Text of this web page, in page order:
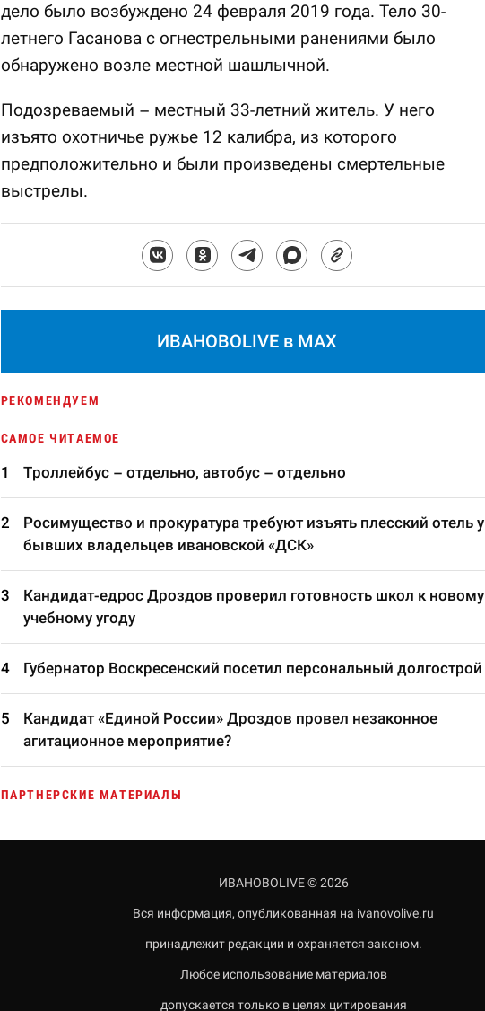
дело было возбуждено 24 февраля 2019 года. Тело 30-
летнего Гасанова с огнестрельными ранениями было
обнаружено возле местной шашлычной.
Подозреваемый – местный 33-летний житель. У него
изъято охотничье ружье 12 калибра, из которого
предположительно и были произведены смертельные
выстрелы.
ИВАНОВОLIVE в MAX
РЕКОМЕНДУЕМ
САМОЕ ЧИТАЕМОЕ
Троллейбус – отдельно, автобус – отдельно
Росимущество и прокуратура требуют изъять плесский отель у
бывших владельцев ивановской «ДСК»
Кандидат-едрос Дроздов проверил готовность школ к новому
учебному угоду
Губернатор Воскресенский посетил персональный долгострой
Кандидат «Единой России» Дроздов провел незаконное
агитационное мероприятие?
ПАРТНЕРСКИЕ МАТЕРИАЛЫ
ИВАНОВОLIVE © 2026
Вся информация, опубликованная на ivanovolive.ru
принадлежит редакции и охраняется законом.
Любое использование материалов
допускается только в целях цитирования